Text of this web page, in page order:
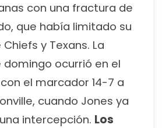
con una fractura de
que había limitado su
y Texans. La
ocurrió en el
el marcador 14-7 a
cuando Jones ya
intercepción. Los